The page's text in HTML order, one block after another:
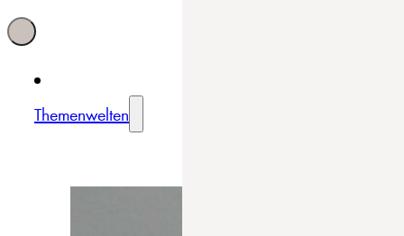
Themenwelten